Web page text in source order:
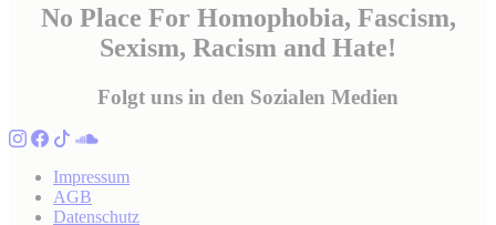
No Place For Homophobia, Fascism,
Sexism, Racism and Hate!
Folgt uns in den Sozialen Medien
Impressum
AGB
Datenschutz